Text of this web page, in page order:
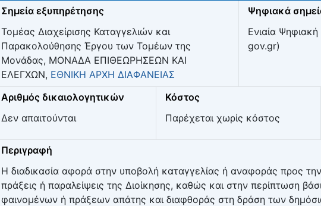
Σημεία εξυπηρέτησης
Τομέας Διαχείρισης Καταγγελιών και
Παρακολούθησης Έργου των Τομέων της
Μονάδας, ΜΟΝΑΔΑ ΕΠΙΘΕΩΡΗΣΕΩΝ ΚΑΙ
ΕΛΕΓΧΩΝ, ΕΘΝΙΚΗ ΑΡΧΗ ΔΙΑΦΑΝΕΙΑΣ
Ψηφιακά
Ενιαία
gov.gr)
Αριθμός δικαιολογητικών
Δεν απαιτούνται
Κόστος
Παρέχεται χωρίς κόστος
Περιγραφή
Η διαδικασία αφορά στην υποβολή καταγγελίας ή αναφοράς προς
πράξεις ή παραλείψεις της Διοίκησης, καθώς και στην περίπτωση
φαινομένων ή πράξεων απάτης και διαφθοράς στη δράση των